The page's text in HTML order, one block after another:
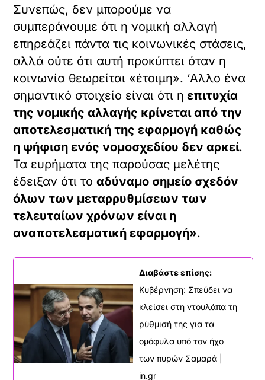
Συνεπώς, δεν μπορούμε να
συμπεράνουμε ότι η νομική αλλαγή
επηρεάζει πάντα τις κοινωνικές στάσεις,
αλλά ούτε ότι αυτή προκύπτει όταν η
κοινωνία θεωρείται «έτοιμη». ‘Αλλο ένα
σημαντικό στοιχείο είναι ότι η επιτυχία
της νομικής αλλαγής κρίνεται από την
αποτελεσματική της εφαρμογή καθώς
η ψήφιση ενός νομοσχεδίου δεν αρκεί.
Τα ευρήματα της παρούσας μελέτης
έδειξαν ότι τοαδύναμο σημείο σχεδόν
όλων των μεταρρυθμίσεων των
τελευταίων χρόνων είναι η
αναποτελεσματική εφαρμογή».
Διαβάστε επίσης:
Κυβέρνηση: Σπεύδει να
κλείσει στη ντουλάπα τη
ρύθμισή της για τα
ομόφυλα υπό τον ήχο
των πυρών Σαμαρά |
in.gr